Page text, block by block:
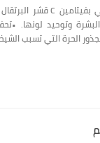
قشر
وتوحيد لونها.
الحرة التي تسبب